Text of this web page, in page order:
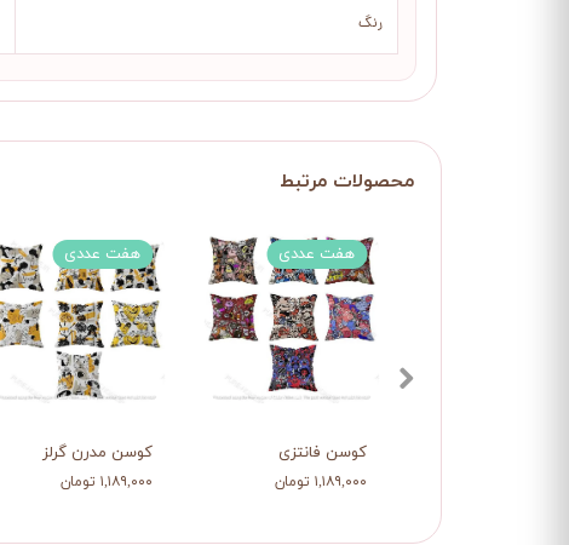
رنگ
کوسن مدرن گرلز
۱,۱۸۹,۰۰۰ تومان
هفت عددی
کوسن فانتزی
۱,۱۸۹,۰۰۰ تومان
هفت عددی